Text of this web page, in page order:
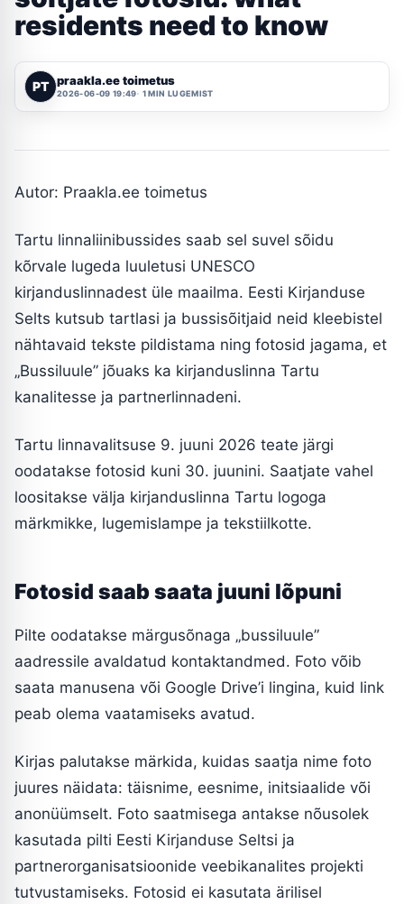
residents need to know
PT praakla.ee toimetus
2026-06-09 19:49 1 MIN LUGEMIST
Autor: Praakla.ee toimetus
Tartu linnaliinibussides saab sel suvel sõidu
kõrvale lugeda luuletusi UNESCO
kirjanduslinnadest üle maailma. Eesti Kirjanduse
Selts kutsub tartlasi ja bussisõitjaid neid kleebistel
nähtavaid tekste pildistama ning fotosid jagama, et
„Bussiluule” jõuaks ka kirjanduslinna Tartu
kanalitesse ja partnerlinnadeni.
Tartu linnavalitsuse 9. juuni 2026 teate järgi
oodatakse fotosid kuni 30. juunini. Saatjate vahel
loositakse välja kirjanduslinna Tartu logoga
märkmikke, lugemislampe ja tekstiilkotte.
Fotosid saab saata juuni lõpuni
Pilte oodatakse märgusõnaga „bussiluule”
aadressile avaldatud kontaktandmed. Foto võib
saata manusena või Google Drive’i lingina, kuid link
peab olema vaatamiseks avatud.
Kirjas palutakse märkida, kuidas saatja nime foto
juures näidata: täisnime, eesnime, initsiaalide või
anonüümselt. Foto saatmisega antakse nõusolek
kasutada pilti Eesti Kirjanduse Seltsi ja
partnerorganisatsioonide veebikanalites projekti
tutvustamiseks. Fotosid ei kasutata ärilisel